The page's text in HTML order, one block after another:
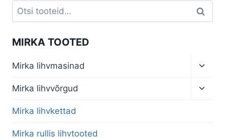
Otsi: Otsi
MIRKA TOOTED
Mirka lihvmasinad
menu
Mirka lihvvõrgud
Mirka lihvkettad
Mirka rullis lihvtooted